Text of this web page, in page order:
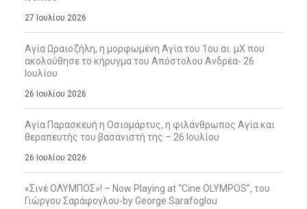
27 Ιουλίου 2026
Αγία Ωραιοζήλη, η μορφωμένη Αγία του 1ου αι. μΧ που
ακολούθησε το κήρυγμα του Απόστολου Ανδρέα- 26
Ιουλίου
26 Ιουλίου 2026
Αγία Παρασκευή η Οσιομάρτυς, η φιλάνθρωπος Αγία και
θεραπευτής του βασανιστή της – 26 Ιουλίου
26 Ιουλίου 2026
«Σινέ ΟΛΥΜΠΟΣ»! – Now Playing at “Cine OLYMPOS”, του
Γιώργου Σαράφογλου-by George Sarafoglou